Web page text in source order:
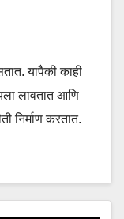
यापैकी काही
लावतात आणि
निर्माण करतात.